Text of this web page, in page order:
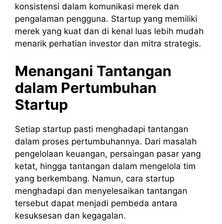
konsistensi dalam komunikasi merek dan
pengalaman pengguna. Startup yang memiliki
merek yang kuat dan di kenal luas lebih mudah
menarik perhatian investor dan mitra strategis.
Menangani Tantangan
dalam Pertumbuhan
Startup
Setiap startup pasti menghadapi tantangan
dalam proses pertumbuhannya. Dari masalah
pengelolaan keuangan, persaingan pasar yang
ketat, hingga tantangan dalam mengelola tim
yang berkembang. Namun, cara startup
menghadapi dan menyelesaikan tantangan
tersebut dapat menjadi pembeda antara
kesuksesan dan kegagalan.